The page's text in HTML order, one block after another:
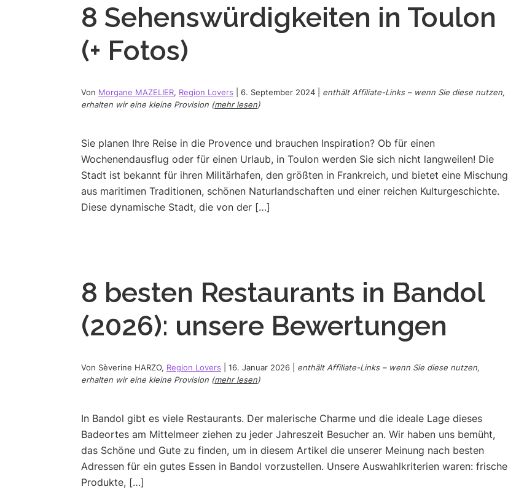
8 Sehenswürdigkeiten in Toulon
(+ Fotos)
Von Morgane MAZELIER, Region Lovers 6. September 2024
enthält Affiliate-Links – wenn Sie diese nutzen,
erhalten wir eine kleine Provision (mehr lesen)
Sie planen Ihre Reise in die Provence und brauchen Inspiration? Ob für einen
Wochenendausflug oder für einen Urlaub, in Toulon werden Sie sich nicht langweilen! Die
Stadt ist bekannt für ihren Militärhafen, den größten in Frankreich, und bietet eine Mischung
aus maritimen Traditionen, schönen Naturlandschaften und einer reichen Kulturgeschichte.
Diese dynamische Stadt, die von der […]
8 besten Restaurants in Bandol
(2026): unsere Bewertungen
Von Sèverine HARZO, Region Lovers 16. Januar 2026
enthält Affiliate-Links – wenn Sie diese nutzen,
erhalten wir eine kleine Provision (mehr lesen)
In Bandol gibt es viele Restaurants. Der malerische Charme und die ideale Lage dieses
Badeortes am Mittelmeer ziehen zu jeder Jahreszeit Besucher an. Wir haben uns bemüht,
das Schöne und Gute zu finden, um in diesem Artikel die unserer Meinung nach besten
Adressen für ein gutes Essen in Bandol vorzustellen. Unsere Auswahlkriterien waren: frische
Produkte, […]